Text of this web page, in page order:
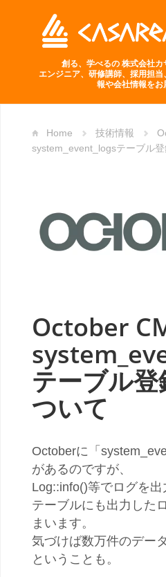
創る、学べるの 株式会社カ
エンジニア、研修講師、採用担
報や会社情報をお
Home 技術情報
system_event_logsテーブル
October
テーブル登
ついて
Octoberに「
があるのですが、
Log::info()等でログを
テーブルにも出力した
まいます。
気づけば数万件のデー
ということも。